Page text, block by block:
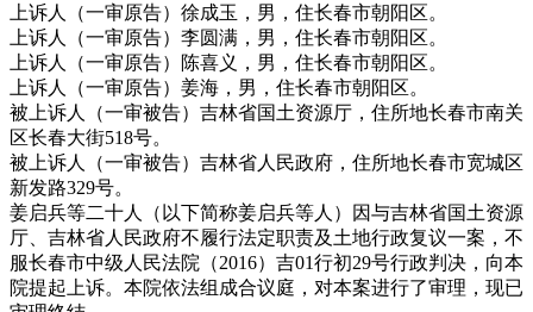
上诉人（一审原告）徐成玉，男，住长春市朝阳区。
上诉人（一审原告）李圆满，男，住长春市朝阳区。
上诉人（一审原告）陈喜义，男，住长春市朝阳区。
上诉人（一审原告）姜海，男，住长春市朝阳区。
被上诉人（一审被告）吉林省国土资源厅，住所地长春市南关
区长春大街518号。
被上诉人（一审被告）吉林省人民政府，住所地长春市宽城区
新发路329号。
姜启兵等二十人（以下简称姜启兵等人）因与吉林省国土资源
厅、吉林省人民政府不履行法定职责及土地行政复议一案，不
服长春市中级人民法院（2016）吉01行初29号行政判决，向本
院提起上诉。本院依法组成合议庭，对本案进行了审理，现已